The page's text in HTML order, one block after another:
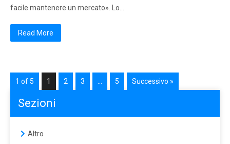
facile mantenere un mercato». Lo…
Read More
1 of 5 1 2 3 5 Successivo »
Sezioni
Altro